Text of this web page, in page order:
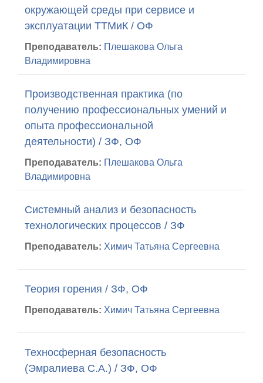
окружающей среды при сервисе и
эксплуатации ТТМиК / ОФ
Преподаватель: Плешакова Ольга
Владимировна
Производственная практика (по
получению профессиональных умений и
опыта профессиональной
деятельности) / ЗФ, ОФ
Преподаватель: Плешакова Ольга
Владимировна
Системный анализ и безопасность
технологических процессов / ЗФ
Преподаватель: Химич Татьяна Сергеевна
Теория горения / ЗФ, ОФ
Преподаватель: Химич Татьяна Сергеевна
Техносферная безопасность
(Эмралиева С.А.) / ЗФ, ОФ